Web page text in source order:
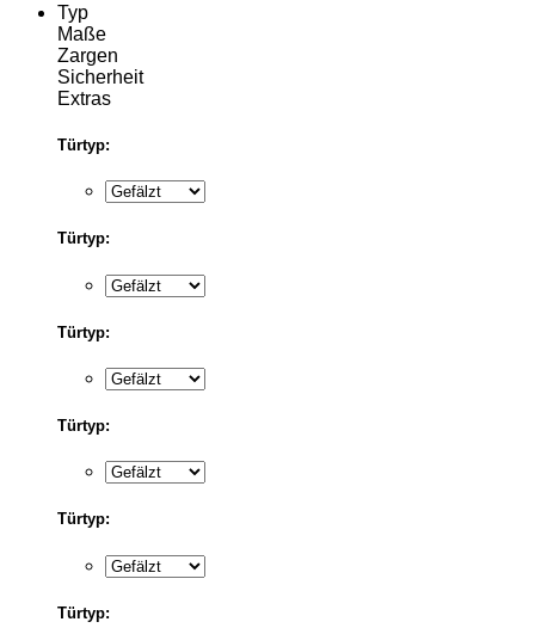
Typ
Maße
Zargen
Sicherheit
Extras
Türtyp:
Türtyp:
Türtyp:
Türtyp:
Türtyp:
Türtyp: